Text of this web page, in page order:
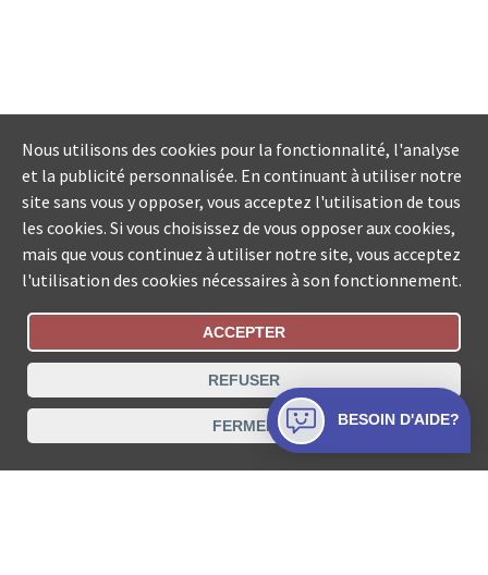
Statut De La Commande
Recherche des offices de Suisse
Protection des données Mentions légales
Conditions d’utilisation Contact
Nous utilisons des cookies pour la fonctionnalité, l'analyse
et la publicité personnalisée. En continuant à utiliser notre
site sans vous y opposer, vous acceptez l'utilisation de tous
les cookies. Si vous choisissez de vous opposer aux cookies,
mais que vous continuez à utiliser notre site, vous acceptez
l'utilisation des cookies nécessaires à son fonctionnement.
ACCEPTER
REFUSER
FERMER BESOIN D'AIDE?